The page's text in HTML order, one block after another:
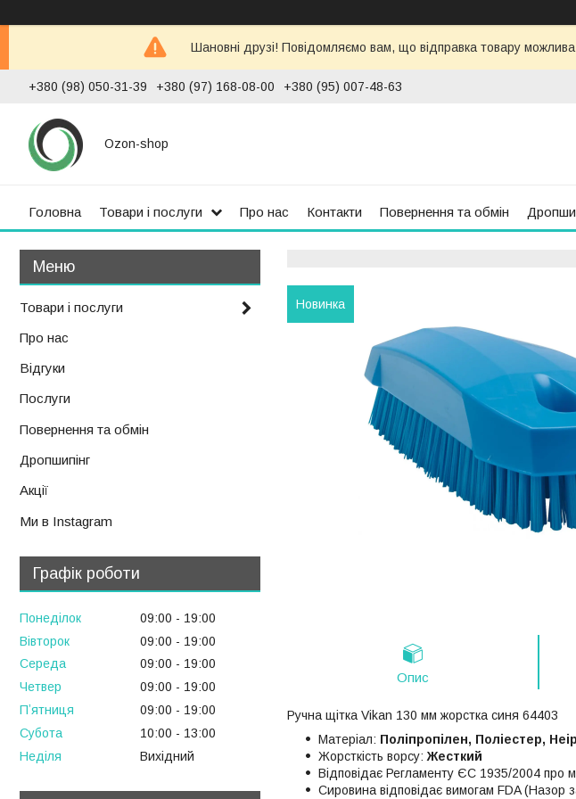
Шановні друзі! Повідомляємо вам, що відправка товару
+380 (98) 050-31-39 +380 (97) 168-08-00 +380 (95) 007-48-63
Ozon-shop
Головна Товари і послуги Про нас Контакти Повернення та обмін
Новинка
Опис
Ручна щітка Vikan 130 мм жорстка синя 64403
Матеріал: Поліпропілен, Поліестер,
Жорсткість ворсу: Жесткий
Відповідає Регламенту ЄС 1935/2004 про
Сировина відповідає вимогам FDA (Назор
Товари і послуги
Про нас
Відгуки
Послуги
Повернення та обмін
Дропшипінг
Акції
Ми в Instagram
Графік роботи
Понеділок 09:00
19:00
Вівторок
09:00
19:00
Середа
09:00
19:00
Четвер
09:00
19:00
Пʼятниця
09:00
19:00
Субота
10:00
13:00
Неділя
Вихідний